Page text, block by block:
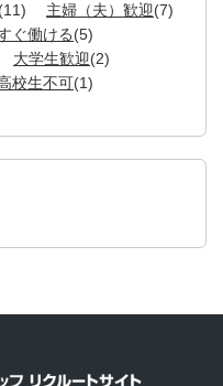
(11) 主婦（夫）歓迎(7)
ぐ働ける(5)
大学生歓迎(2)
校生不可(1)